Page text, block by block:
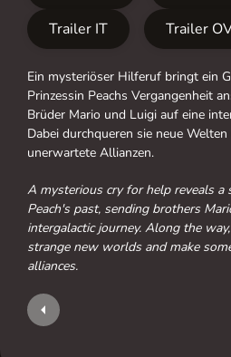
Trailer IT
Trailer
Ein mysteriöser Hilferuf bringt ein
Prinzessin Peachs Vergangenheit
Brüder Mario und Luigi auf eine
Dabei durchqueren sie neue
unerwartete Allianzen.
A mysterious cry for help reveals a
Peach's past, sending brothers
intergalactic journey. Along the
strange new worlds and make
alliances.